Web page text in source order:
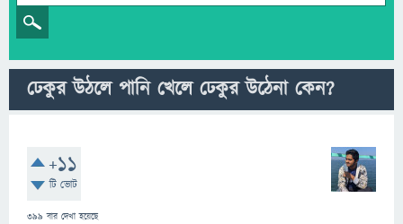
ঢেকুর উঠলে পানি খেলে ঢেকুর উঠেনা কেন?
+11
টি ভোট
399 বার দেখা হয়েছে